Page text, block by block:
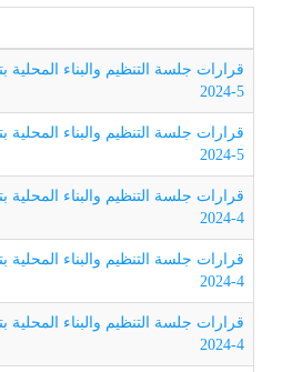
5-2024
5-2024
4-2024
4-2024
4-2024